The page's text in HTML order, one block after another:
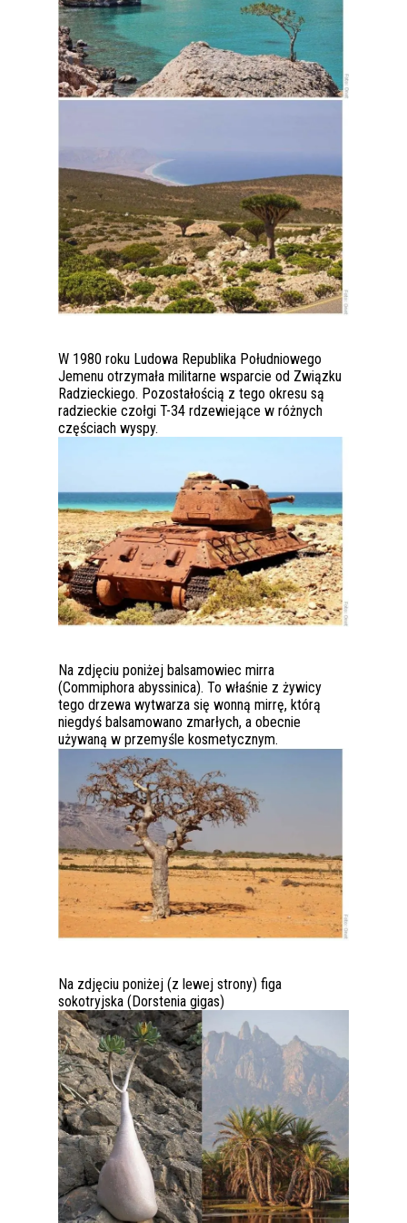
W 1980 roku Ludowa Republika Południowego
Jemenu otrzymała militarne wsparcie od Związku
Radzieckiego. Pozostałością z tego okresu są
radzieckie czołgi T-34 rdzewiejące w różnych
częściach wyspy.
Na zdjęciu poniżej balsamowiec mirra
(Commiphora abyssinica). To właśnie z żywicy
tego drzewa wytwarza się wonną mirrę, którą
niegdyś balsamowano zmarłych, a obecnie
używaną w przemyśle kosmetycznym.
Na zdjęciu poniżej (z lewej strony) figa
sokotryjska (Dorstenia gigas)